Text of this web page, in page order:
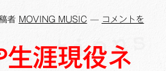
ュ
者 MOVING MUSIC — コメントを
生涯現役ネ